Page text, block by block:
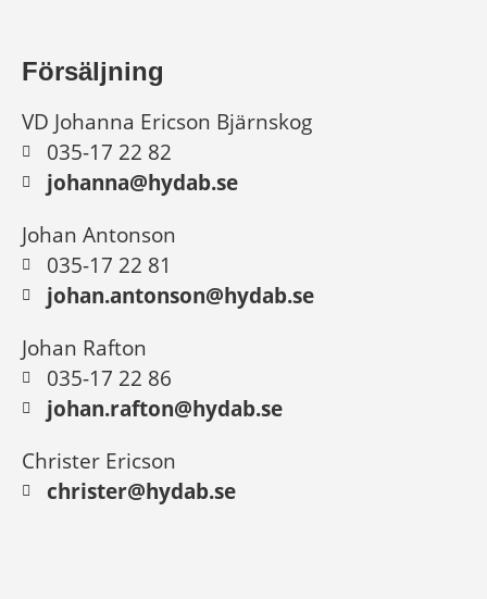
Försäljning
VD Johanna Ericson Bjärnskog
035-17 22 82
johanna@hydab.se
Johan Antonson
035-17 22 81
johan.antonson@hydab.se
Johan Rafton
035-17 22 86
johan.rafton@hydab.se
Christer Ericson
christer@hydab.se